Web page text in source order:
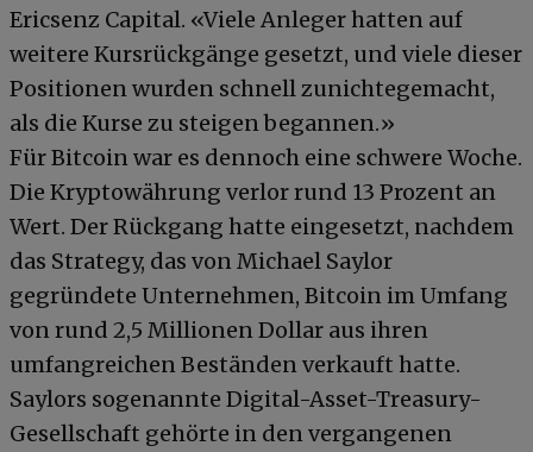
Ericsenz Capital. «Viele Anleger hatten auf
weitere Kursrückgänge gesetzt, und viele dieser
Positionen wurden schnell zunichtegemacht,
als die Kurse zu steigen begannen.»
Für Bitcoin war es dennoch eine schwere Woche.
Die Kryptowährung verlor rund 13 Prozent an
Wert. Der Rückgang hatte eingesetzt, nachdem
das Strategy, das von Michael Saylor
gegründete Unternehmen, Bitcoin im Umfang
von rund 2,5 Millionen Dollar aus ihren
umfangreichen Beständen verkauft hatte.
Saylors sogenannte Digital-Asset-Treasury-
Gesellschaft gehörte in den vergangenen